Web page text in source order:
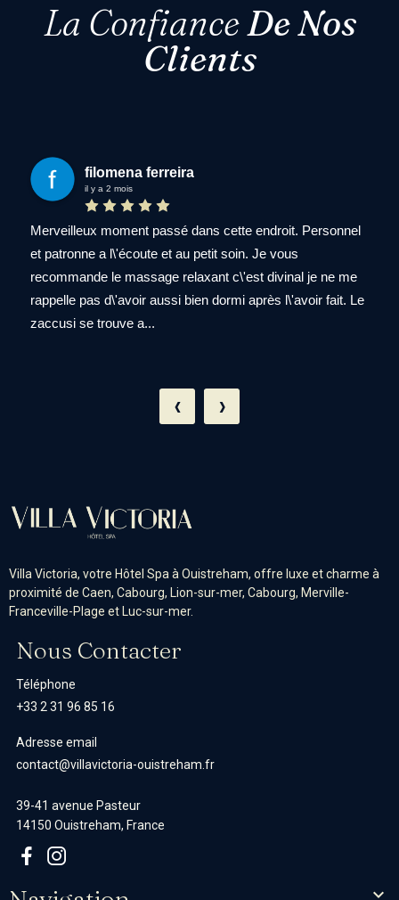
La ConfianceDe Nos
Clients
Damien LECOMTE
il y a un mois
Nous avons eu le plaisir de profiter d\'un massage en duo.
La qualité du massage et des produits sont
extraordinaires ! Catherine et sa collègue ont été d\'une
très grande gentillesse en plus de nous offrir un massage
de rêve. Ayant déjà testé de...
‹ ›
Villa Victoria, votre Hôtel Spa à Ouistreham, offre luxe et charme à
proximité de Caen, Cabourg, Lion-sur-mer, Cabourg, Merville-
Franceville-Plage et Luc-sur-mer.
Nous Contacter
Téléphone
+33 2 31 96 85 16
Adresse email
contact@villavictoria-ouistreham.fr
39-41 avenue Pasteur
14150 Ouistreham, France
